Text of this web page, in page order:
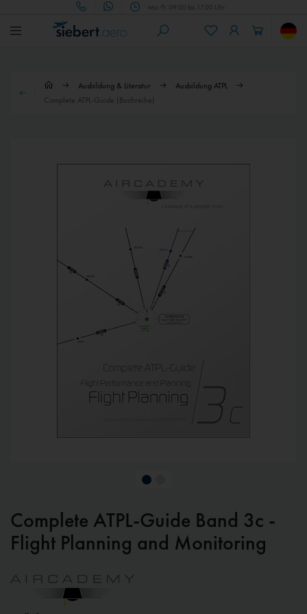
Mo.-Fr. 09:00 bis 17:00 Uhr
Ausbildung & Literatur
Ausbildung ATPL
Complete ATPL-Guide (Buchreihe)
Complete ATPL-Guide Band 3c -
Flight Planning and Monitoring